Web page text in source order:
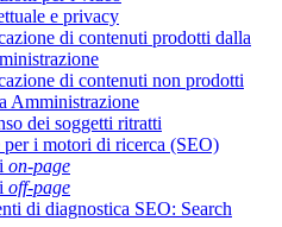
e privacy
di contenuti prodotti dalla
di contenuti non prodotti
Amministrazione
dei soggetti ritratti
i motori di ricerca (SEO)
on-page
off-page
di diagnostica SEO: Search